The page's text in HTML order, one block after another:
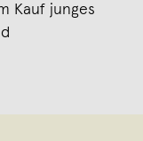
Kauf junges